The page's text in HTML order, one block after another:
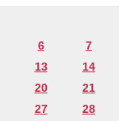
6
7
13
14
20
21
27
28